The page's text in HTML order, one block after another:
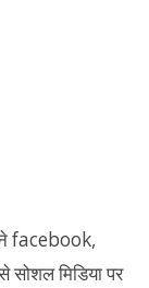
facebook,
मिडिया पर